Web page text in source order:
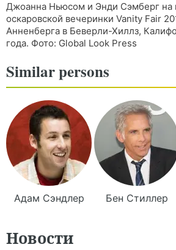
Джоанна Ньюсом и Энди Сэмберг на
оскаровской вечеринки Vanity Fair
Анненберга в Беверли-Хиллз,
года. Фото: Global Look Press
Similar persons
Адам Сэндлер Бен Стиллер
Новости